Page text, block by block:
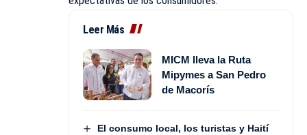
Leer Más
MICM lleva la Ruta
Mipymes a San Pedro
de Macorís
El consumo local, los turistas y Haití